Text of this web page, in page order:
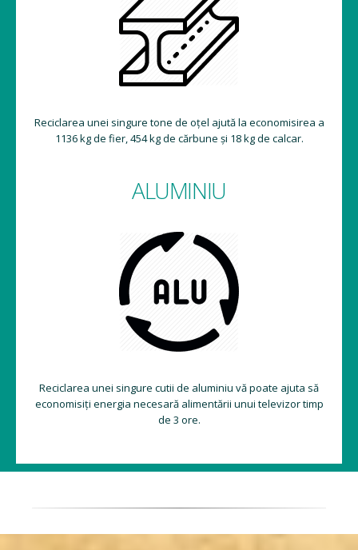
Reciclarea unei singure tone de oțel ajută la economisirea a
1136 kg de fier, 454 kg de cărbune și 18 kg de calcar.
ALUMINIU
Reciclarea unei singure cutii de aluminiu vă poate ajuta să
economisiți energia necesară alimentării unui televizor timp
de 3 ore.